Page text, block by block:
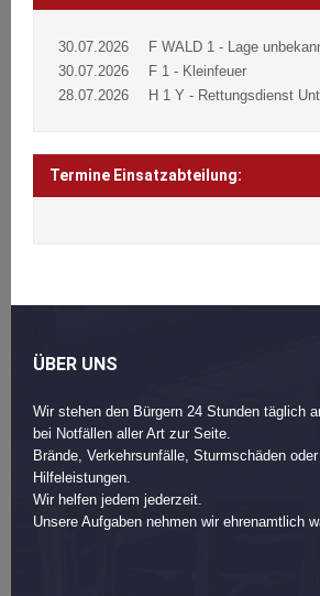
30.07.2026
F WALD 1 - Lage
30.07.2026
F 1 - Kleinfeuer
28.07.2026
H 1 Y - Rettungsdienst
Termine Einsatzabteilung:
ÜBER UNS
Wir stehen den Bürgern 24 Stunden täglich
bei Notfällen aller Art zur Seite.
Brände, Verkehrsunfälle, Sturmschäden
Hilfeleistungen.
Wir helfen jedem jederzeit.
Unsere Aufgaben nehmen wir ehrenamtlich